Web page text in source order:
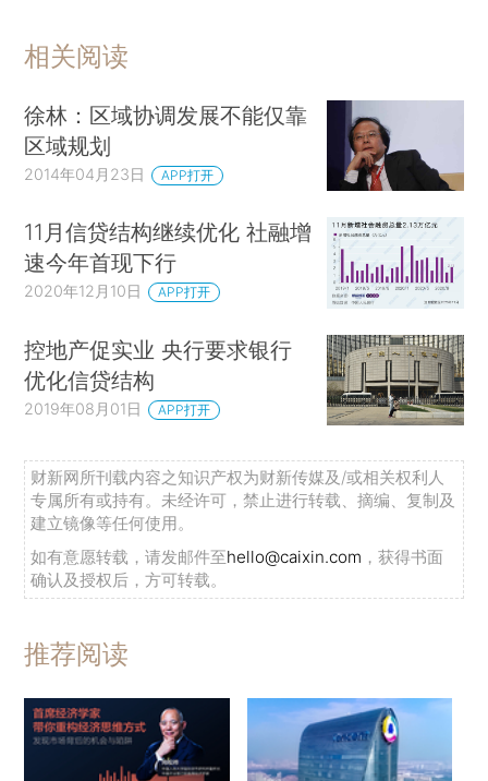
相关阅读
徐林：区域协调发展不能仅靠
区域规划
2014年04月23日 APP打开
11月信贷结构继续优化 社融增
速今年首现下行
2020年12月10日 APP打开
控地产促实业 央行要求银行
优化信贷结构
2019年08月01日 APP打开
财新网所刊载内容之知识产权为财新传媒及/或相关权利人
专属所有或持有。未经许可，禁止进行转载、摘编、复制及
建立镜像等任何使用。
如有意愿转载，请发邮件至hello@caixin.com ，获得书面
确认及授权后，方可转载。
推荐阅读